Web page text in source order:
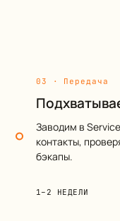
03 · Передача
Заводим в
контакты,
бэкапы.
1–2 НЕДЕЛИ